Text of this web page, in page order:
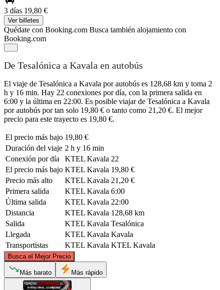
3 días 19,80 €
Ver billetes
Quédate con Booking.com Busca también alojamiento con
Booking.com
De Tesalónica a Kavala en autobús
El viaje de Tesalónica a Kavala por autobús es 128,68 km y toma 2
h y 16 min. Hay 22 conexiones por día, con la primera salida en
6:00 y la última en 22:00. Es posible viajar de Tesalónica a Kavala
por autobús por tan solo 19,80 € o tanto como 21,20 €. El mejor
precio para este trayecto es 19,80 €.
El precio más bajo 19,80 €
Duración del viaje 2 h y 16 min
Conexión por día
KTEL Kavala 22
El precio más bajo KTEL Kavala 19,80 €
Precio más alto
KTEL Kavala 21,20 €
Primera salida
KTEL Kavala 6:00
Última salida
KTEL Kavala 22:00
Distancia
KTEL Kavala 128,68 km
Salida
KTEL Kavala Tesalónica
Llegada
KTEL Kavala Kavala
Transportistas
KTEL Kavala KTEL Kavala
Busca el Mejor Precio
©CARTO, ©OpenStreetMap
Más barato Más rápido